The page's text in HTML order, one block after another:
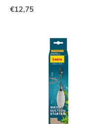
€12,75